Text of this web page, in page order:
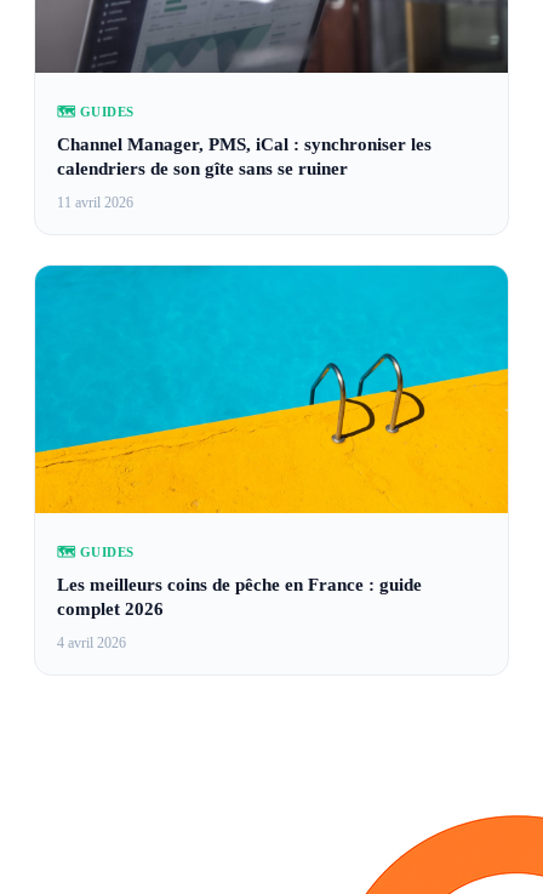
🗺️ GUIDES
Channel Manager, PMS, iCal : synchroniser les
calendriers de son gîte sans se ruiner
11 avril 2026
🗺️ GUIDES
Les meilleurs coins de pêche en France : guide
complet 2026
4 avril 2026